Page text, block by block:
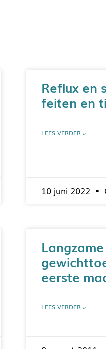
Reflux en
feiten en
LEES VERDER »
10 juni 2022
Langzame
eerste
LEES VERDER »